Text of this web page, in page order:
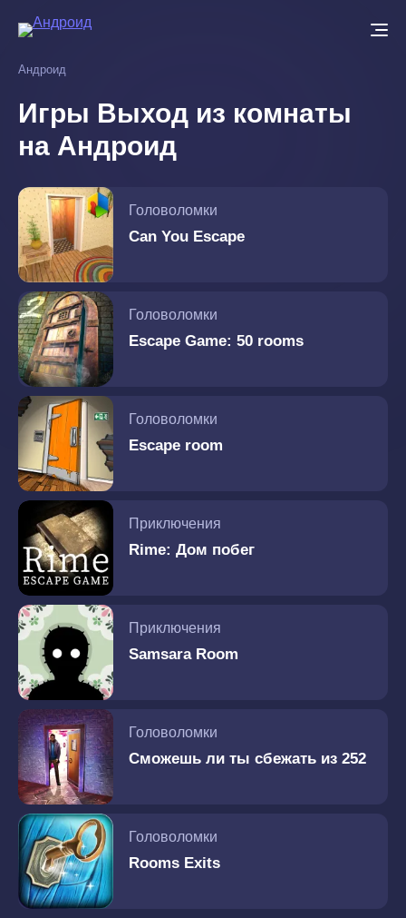
основному
Андроид
Игры Выход из комнаты
на Андроид
Головоломки
Can You Escape
Головоломки
Escape Game: 50 rooms
Головоломки
Escape room
Приключения
Rime: Дом побег
Приключения
Samsara Room
Головоломки
Сможешь ли ты сбежать из 252
Головоломки
Rooms Exits